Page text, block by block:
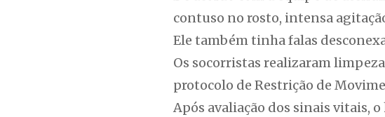
contuso no rosto, intensa
Ele também tinha falas
Os socorristas realizaram
protocolo de Restrição de
Após avaliação dos sinais vitais,